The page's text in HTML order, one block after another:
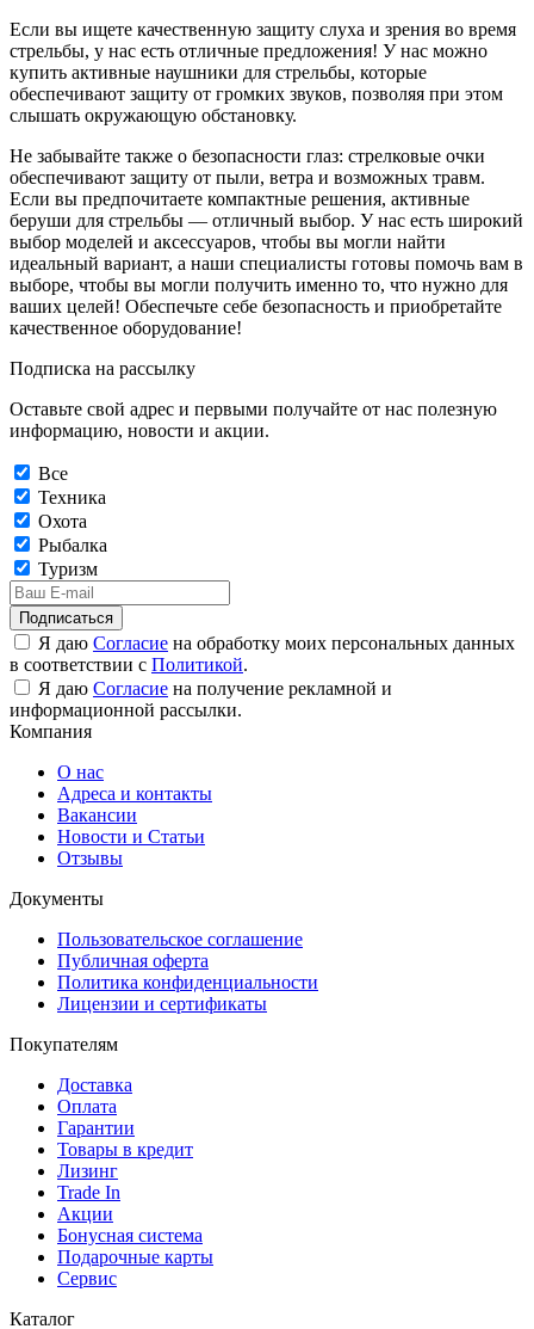
Если вы ищете качественную защиту слуха и зрения во время
стрельбы, у нас есть отличные предложения! У нас можно
купить активные наушники для стрельбы, которые
обеспечивают защиту от громких звуков, позволяя при этом
слышать окружающую обстановку.
Не забывайте также о безопасности глаз: стрелковые очки
обеспечивают защиту от пыли, ветра и возможных травм.
Если вы предпочитаете компактные решения, активные
беруши для стрельбы — отличный выбор. У нас есть широкий
выбор моделей и аксессуаров, чтобы вы могли найти
идеальный вариант, а наши специалисты готовы помочь вам в
выборе, чтобы вы могли получить именно то, что нужно для
ваших целей! Обеспечьте себе безопасность и приобретайте
качественное оборудование!
Подписка на рассылку
Оставьте свой адрес и первыми получайте от нас полезную
информацию, новости и акции.
Все
Техника
Охота
Рыбалка
Туризм
Подписаться
Я даю Согласие на обработку моих персональных данных
в соответствии с Политикой.
Я даю Согласие на получение рекламной и
информационной рассылки.
Компания
О нас
Адреса и контакты
Вакансии
Новости и Статьи
Отзывы
Документы
Пользовательское соглашение
Публичная оферта
Политика конфиденциальности
Лицензии и сертификаты
Покупателям
Доставка
Оплата
Гарантии
Товары в кредит
Лизинг
Trade In
Акции
Бонусная система
Подарочные карты
Сервис
Каталог